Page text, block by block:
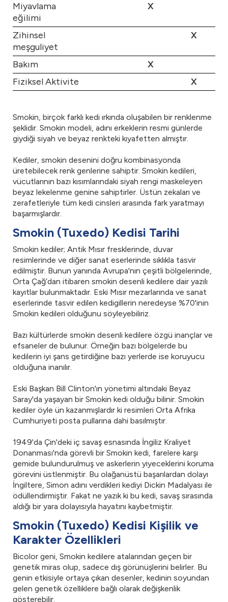
Miyavlama
eğilimi
X
Zihinsel
meşguliyet
X
Bakım
X
Fiziksel Aktivite
X
Smokin, birçok farklı kedi ırkında oluşabilen bir renklenme
şeklidir. Smokin modeli, adını erkeklerin resmi günlerde
giydiği siyah ve beyaz renkteki kıyafetten almıştır.
Kediler, smokin desenini doğru kombinasyonda
üretebilecek renk genlerine sahiptir. Smokin kedileri,
vücutlarının bazı kısımlarındaki siyah rengi maskeleyen
beyaz lekelenme genine sahiptirler. Üstün zekaları ve
zerafetleriyle tüm kedi cinsleri arasında fark yaratmayı
başarmışlardır.
Smokin (Tuxedo) Kedisi Tarihi
Smokin kediler; Antik Mısır fresklerinde, duvar
resimlerinde ve diğer sanat eserlerinde sıklıkla tasvir
edilmiştir. Bunun yanında Avrupa'nın çeşitli bölgelerinde,
Orta Çağ’dan itibaren smokin desenli kedilere dair yazılı
kayıtlar bulunmaktadır. Eski Mısır mezarlarında ve sanat
eserlerinde tasvir edilen kedigillerin neredeyse %70'inin
Smokin kedileri olduğunu söyleyebiliriz.
Bazı kültürlerde smokin desenli kedilere özgü inançlar ve
efsaneler de bulunur. Örneğin bazı bölgelerde bu
kedilerin iyi şans getirdiğine bazı yerlerde ise koruyucu
olduğuna inanılır.
Eski Başkan Bill Clinton'ın yönetimi altındaki Beyaz
Saray'da yaşayan bir Smokin kedi olduğu bilinir. Smokin
kediler öyle ün kazanmışlardır ki resimleri Orta Afrika
Cumhuriyeti posta pullarına dahi basılmıştır.
1949'da Çin'deki iç savaş esnasında İngiliz Kraliyet
Donanması'nda görevli bir Smokin kedi, farelere karşı
gemide bulundurulmuş ve askerlerin yiyeceklerini koruma
görevini üstlenmiştir. Bu olağanüstü başarılardan dolayı
İngiltere, Simon adını verdikleri kediyi Dickin Madalyası ile
ödüllendirmiştir. Fakat ne yazık ki bu kedi, savaş sırasında
aldığı bir yara dolayısıyla hayatını kaybetmiştir.
Smokin (Tuxedo) Kedisi Kişilik ve
Karakter Özellikleri
Bicolor geni, Smokin kedilere atalarından geçen bir
genetik miras olup, sadece dış görünüşlerini belirler. Bu
genin etkisiyle ortaya çıkan desenler, kedinin soyundan
gelen genetik özelliklere bağlı olarak değişkenlik
gösterebilir.